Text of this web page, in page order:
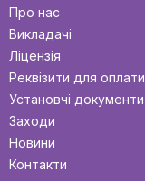
Про нас
Викладачі
Ліцензія
Реквізити для оплати
Установчі документи
Заходи
Новини
Контакти